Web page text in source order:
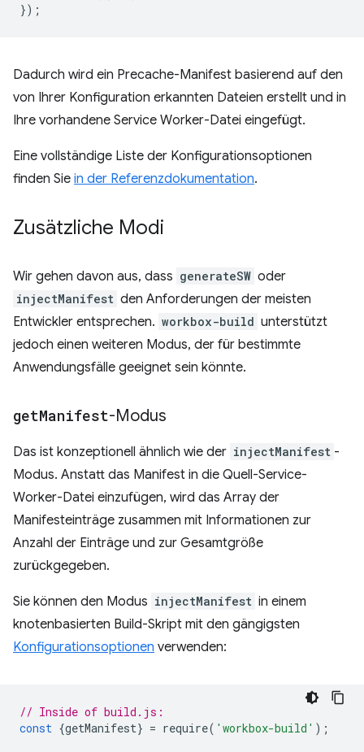
});
Dadurch wird ein Precache-Manifest basierend auf den
von Ihrer Konfiguration erkannten Dateien erstellt und in
Ihre vorhandene Service Worker-Datei eingefügt.
Eine vollständige Liste der Konfigurationsoptionen
finden Sie in der Referenzdokumentation.
Zusätzliche Modi
Wir gehen davon aus, dass generateSW oder
injectManifest den Anforderungen der meisten
Entwickler entsprechen. workbox-build unterstützt
jedoch einen weiteren Modus, der für bestimmte
Anwendungsfälle geeignet sein könnte.
getManifest-Modus
Das ist konzeptionell ähnlich wie der injectManifest -
Modus. Anstatt das Manifest in die Quell-Service-
Worker-Datei einzufügen, wird das Array der
Manifesteinträge zusammen mit Informationen zur
Anzahl der Einträge und zur Gesamtgröße
zurückgegeben.
Sie können den Modus injectManifest in einem
knotenbasierten Build-Skript mit den gängigsten
Konfigurationsoptionen verwenden:
// Inside of build.js:
const {getManifest} = require( 'workbox-build' );